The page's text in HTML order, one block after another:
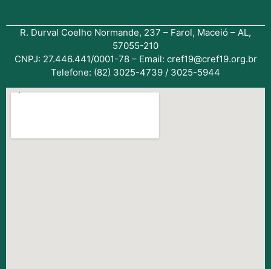
R. Durval Coelho Normande, 237 – Farol, Maceió – AL,
57055-210
CNPJ: 27.446.441/0001-78 – Email: cref19@cref19.org.br
Telefone: (82) 3025-4739 / 3025-5944